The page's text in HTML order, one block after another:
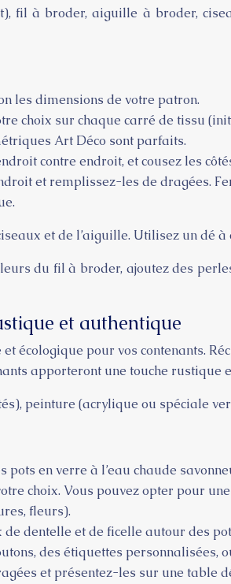
fil à broder, aiguille à broder,
les dimensions de votre patron.
choix sur chaque carré de tissu
Art Déco sont parfaits.
contre endroit, et cousez les
et remplissez-les de dragées.
et de l’aiguille. Utilisez un dé
du fil à broder, ajoutez des
et authentique
écologique pour vos contenants.
apporteront une touche rustique
peinture (acrylique ou spéciale
pots en verre à l’eau chaude
choix. Vous pouvez opter pour
fleurs).
dentelle et de ficelle autour des
des étiquettes personnalisées,
et présentez-les sur une table